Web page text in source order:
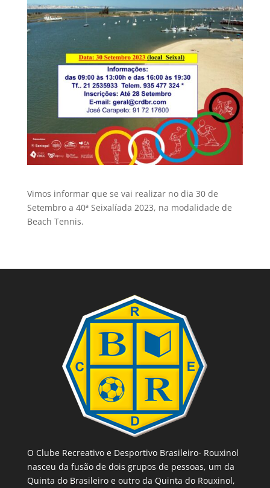
Vimos informar que se vai realizar no dia 30 de
Setembro a 40ª Seixalíada 2023, na modalidade de
Beach Tennis.
O Clube Recreativo e Desportivo Brasileiro- Rouxinol
nasceu da fusão de dois grupos de pessoas, um da
Quinta do Brasileiro e outro da Quinta do Rouxinol,